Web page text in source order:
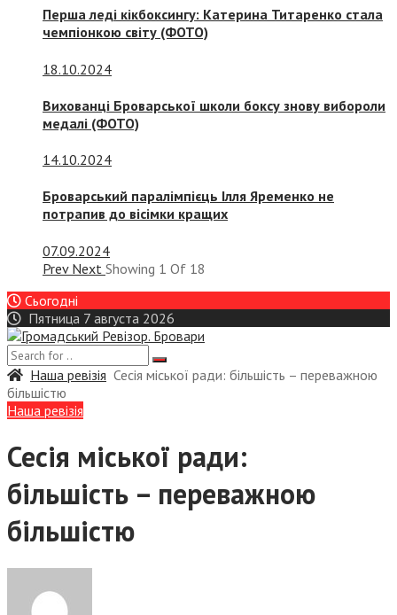
Перша леді кікбоксингу: Катерина Титаренко стала
чемпіонкою світу (ФОТО)
18.10.2024
Вихованці Броварської школи боксу знову вибороли
медалі (ФОТО)
14.10.2024
Броварський паралімпієць Ілля Яременко не
потрапив до вісімки кращих
07.09.2024
Prev Next Showing 1 Of 18
Сьогодні
Пятница 7 августа 2026
Наша ревізія Сесія міської ради: більшість – переважною
більшістю
Наша ревізія
Сесія міської ради:
більшість – переважною
більшістю